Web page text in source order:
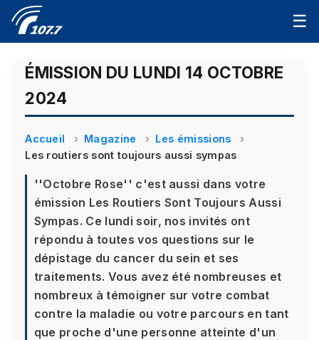
☰
ÉMISSION DU LUNDI 14 OCTOBRE
2024
Accueil Magazine
Les émissions
Les routiers sont toujours aussi sympas
''Octobre Rose'' c'est aussi dans votre
émission Les Routiers Sont Toujours Aussi
Sympas. Ce lundi soir, nos invités ont
répondu à toutes vos questions sur le
dépistage du cancer du sein et ses
traitements. Vous avez été nombreuses et
nombreux à témoigner sur votre combat
contre la maladie ou votre parcours en tant
que proche d'une personne atteinte d'un